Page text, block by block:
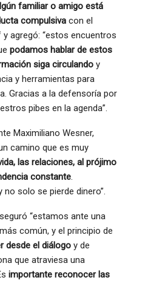
familiar o amigo está
compulsiva con el
agregó: “estos encuentros
podamos hablar de estos
siga circulando y
y herramientas para
Gracias a la defensoría por
pibes en la agenda”.
Maximiliano Wesner,
camino que es muy
las relaciones, al prójimo
constante.
solo se pierde dinero”.
“estamos ante una
común, y el principio de
desde el diálogo y de
que atraviesa una
importante reconocer las